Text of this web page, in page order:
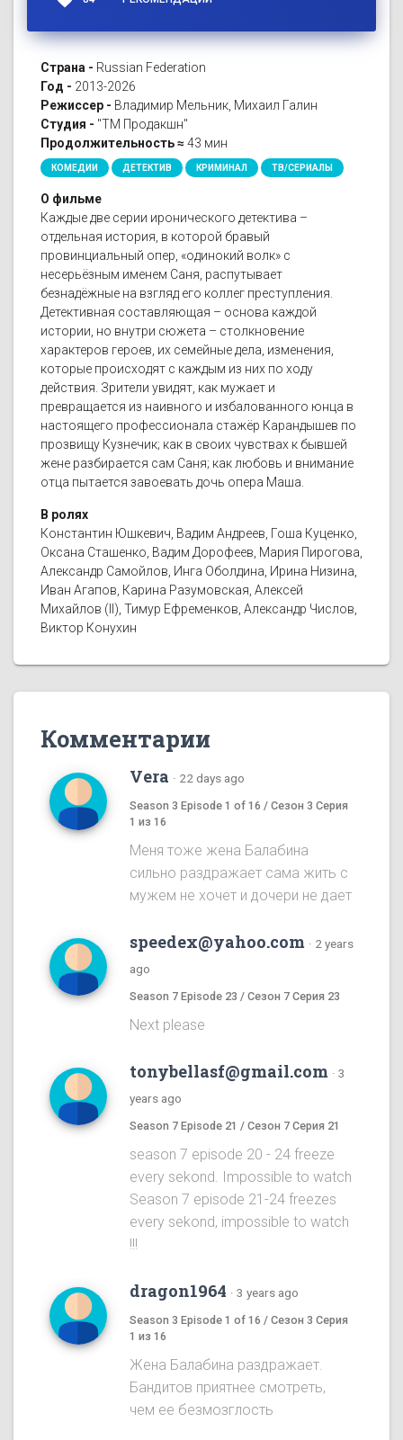
Страна - Russian Federation
Год - 2013-2026
Режиссер - Владимир Мельник, Михаил Галин
Студия - "ТМ Продакшн"
Продолжительность ≈ 43 мин
КОМЕДИИ ДЕТЕКТИВ КРИМИНАЛ ТВ/СЕРИАЛЫ
О фильме
Каждые две серии иронического детектива –
отдельная история, в которой бравый
провинциальный опер, «одинокий волк» с
несерьёзным именем Саня, распутывает
безнадёжные на взгляд его коллег преступления.
Детективная составляющая – основа каждой
истории, но внутри сюжета – столкновение
характеров героев, их семейные дела, изменения,
которые происходят с каждым из них по ходу
действия. Зрители увидят, как мужает и
превращается из наивного и избалованного юнца в
настоящего профессионала стажёр Карандышев по
прозвищу Кузнечик; как в своих чувствах к бывшей
жене разбирается сам Саня; как любовь и внимание
отца пытается завоевать дочь опера Маша.
В ролях
Константин Юшкевич, Вадим Андреев, Гоша Куценко,
Оксана Сташенко, Вадим Дорофеев, Мария Пирогова,
Александр Самойлов, Инга Оболдина, Ирина Низина,
Иван Агапов, Карина Разумовская, Алексей
Михайлов (II), Тимур Ефременков, Александр Числов,
Виктор Конухин
Комментарии
Vera · 22 days ago
Season 3 Episode 1 of 16 / Сезон 3 Серия
1 из 16
Меня тоже жена Балабина
сильно раздражает сама жить с
мужем не хочет и дочери не дает
speedex@yahoo.com · 2 years
ago
Season 7 Episode 23 / Сезон 7 Серия 23
Next please
tonybellasf@gmail.com · 3
years ago
Season 7 Episode 21 / Сезон 7 Серия 21
season 7 episode 20 - 24 freeze
every sekond. Impossible to watch
Season 7 episode 21-24 freezes
every sekond, impossible to watch
!!!
dragon1964 · 3 years ago
Season 3 Episode 1 of 16 / Сезон 3 Серия
1 из 16
Жена Балабина раздражает.
Бандитов приятнее смотреть,
чем ее безмозглость